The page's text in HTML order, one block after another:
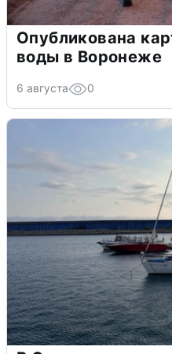
Опубликована
воды в Воронеже
6 августа 0